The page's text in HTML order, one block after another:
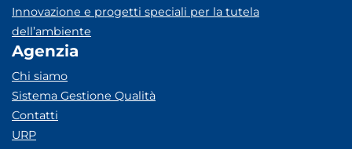
Innovazione e progetti speciali per la tutela
dell’ambiente
Agenzia
Chi siamo
Sistema Gestione Qualità
Contatti
URP